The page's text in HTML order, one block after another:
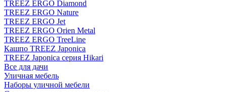
TREEZ ERGO Diamond
TREEZ ERGO Nature
TREEZ ERGO Jet
TREEZ ERGO Orien Metal
TREEZ ERGO TreeLine
Кашпо TREEZ Japonica
TREEZ Japonica серия Hikari
Все для дачи
Уличная мебель
Наборы уличной мебели